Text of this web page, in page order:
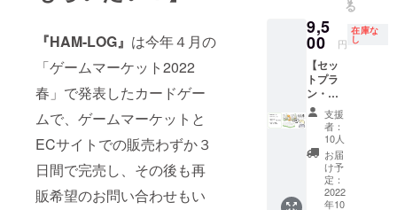
『HAM-LOG』 は今年４月の
「ゲームマーケット2022
春」で発表したカードゲー
ムで、ゲームマーケットと
ECサイトでの販売わずか３
日間で完売し、その後も再
販希望のお問い合わせもい
ト（非
売品）
ハムス
ターの
名刺
全種１
０枚
（非売
品）
る
9,5
00 円
在庫な
し
【セッ
トプラ
ン・早
割】
追加分
『HAM-
LOG』
１個
『HAM-
LOG
＋』１
支援
者：
10人
お届
け予
定：
2022
年10